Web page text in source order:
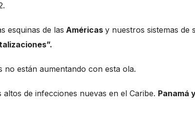
esquinas de las Américas y nuestros sistemas de
están aumentando con esta ola.
de infecciones nuevas en el Caribe. Panamá